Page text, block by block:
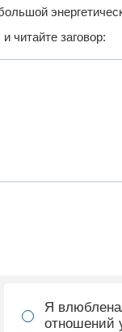
читайте заговор:
Я
отношений